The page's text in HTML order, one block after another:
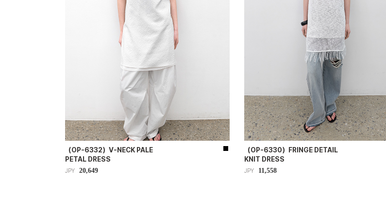
（OP-6332）V-NECK PALE
PETAL DRESS
JPY 20,649
（OP-6330）FRINGE DETAIL
KNIT DRESS
JPY 11,558